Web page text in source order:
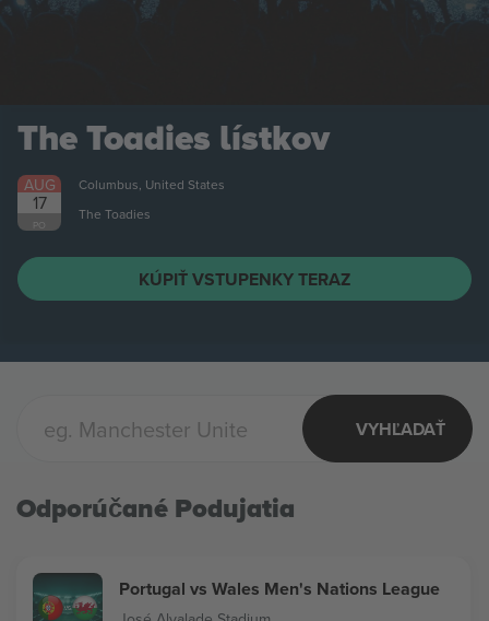
The Toadies lístkov
AUG
17
PO
Columbus, United States
The Toadies
KÚPIŤ VSTUPENKY TERAZ
VYHĽADAŤ
Odporúčané Podujatia
Portugal vs Wales Men's Nations League